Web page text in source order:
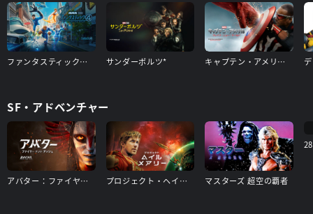
ファンタスティック４：ファースト・ステップ サンダーボルツ* キャプテン・アメリカ：ブレイブ・ニュー・ワールド
SF・アドベンチャー
アバター：ファイヤー・アンド・アッシュ プロジェクト・ヘイル・メアリー マスターズ 超空の覇者